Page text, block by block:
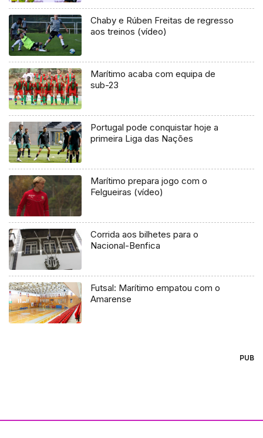
Chaby e Rúben Freitas de regresso
aos treinos (vídeo)
Marítimo acaba com equipa de
sub-23
Portugal pode conquistar hoje a
primeira Liga das Nações
Marítimo prepara jogo com o
Felgueiras (vídeo)
Corrida aos bilhetes para o
Nacional-Benfica
Futsal: Marítimo empatou com o
Amarense
PUB